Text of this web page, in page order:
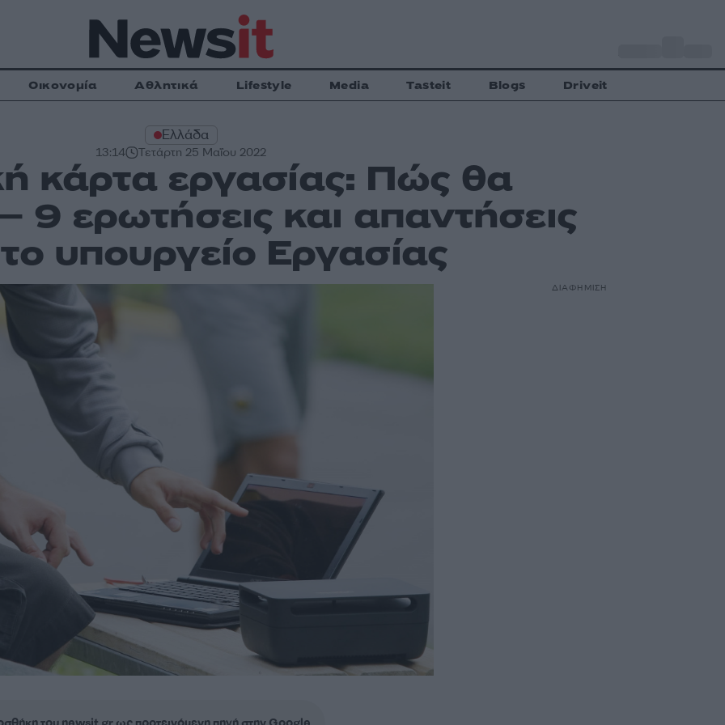
Οικονομία Αθλητικά Lifestyle Media Tasteit Blogs Driveit
Ελλάδα
13:14 Τετάρτη 25 Μαΐου 2022
κάρτα εργασίας: Πώς θα
9 ερωτήσεις και απαντήσεις
υπουργείο Εργασίας
ΔΙΑΦΗΜΙΣΗ